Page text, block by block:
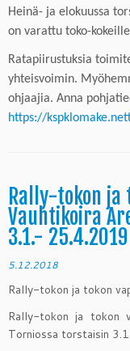
Heinä- ja elokuussa
on varattu toko-
Ratapiirustuksia
yhteisvoimin.
ohjaajia. Anna
https://
Rally-tokon ja
Vauhtikoira
3.1.- 25.4.2019
5.12.2018
Rally-tokon ja tokon
Rally-tokon ja tokon
Torniossa torstaisin